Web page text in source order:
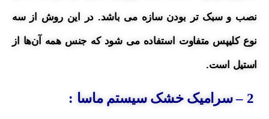
نصب و سبک تر بودن سازه می باشد. در این روش از سه
نوع کلیپس متفاوت استفادهمی شود که جنس همه آن‌ها از
استیل است.